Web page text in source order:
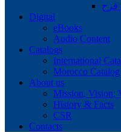
قزح
Digital
eBooks
Audio Content
Catalogs
International
Morocco Catalog
About us
Mission, Vision,
History & Facts
CSR
Contacts